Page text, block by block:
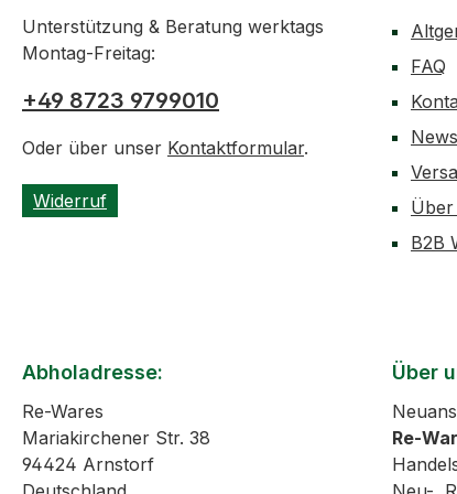
Unterstützung & Beratung werktags
Montag-Freitag:
+49 8723 9799010
Oder über unser Kontaktformular.
Widerruf
FAQ
B2B
Über
Re-
Abholadresse:
Re-Wares
Mariakirchener Str. 38
94424 Arnstorf